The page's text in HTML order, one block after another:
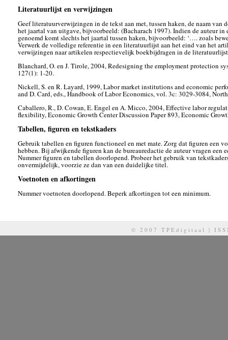
Literatuurlijst en verwijzingen
Geef literatuurverwijzingen in de tekst aan met, tussen haken, de naam van
het jaartal van uitgave, bijvoorbeeld: (Bacharach 1997). Indien de auteur in
genoemd komt slechts het jaartal tussen haken, bijvoorbeeld: ‘…. zoals
Verwerk de volledige referentie in een literatuurlijst aan het eind van het
verwijzingen naar artikelen respectievelijk boekbijdragen in de
Blanchard, O. en J. Tirole, 2004, Redesigning the employment protection
127(1): 1-20.
Nickell, S. en R. Layard, 1999, Labor market institutions and economic
and D. Card, eds., Handbook of Labor Economics, vol. 3c: 3029-3084,
Caballero, R., D. Cowan, E. Engel en A. Micco, 2004, Effective labor
flexibility, Economic Growth Center Discussion Paper 893, Economic
Tabellen, figuren en tekstkaders
Gebruik tabellen en figuren functioneel en met mate. Zorg dat figuren een
hebben. Bij afwijkende figuren kan de bureauredactie de auteur vragen een
Nummer figuren en tabellen doorlopend. Probeer het gebruik van
onvermijdelijk, voorzie ze dan van een duidelijke titel.
Voetnoten en afkortingen
Nummer voetnoten doorlopend. Beperk afkortingen tot een minimum.
© 2007 TPEdigitaal |